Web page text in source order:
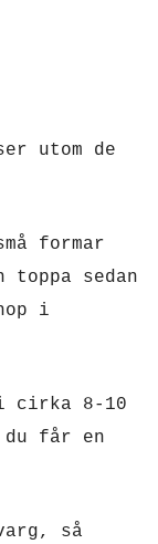
utom de
formar
sedan
i
cirka 8-10
får en
så